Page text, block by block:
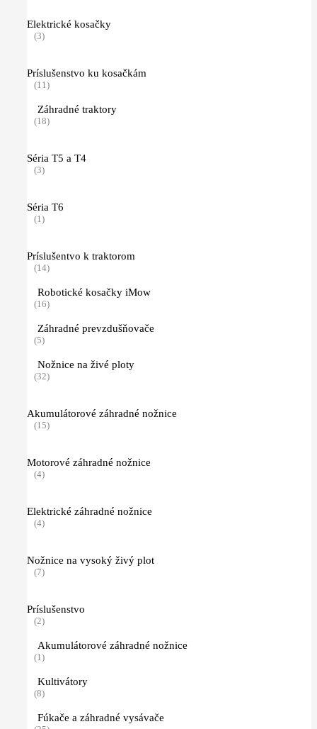
Elektrické kosačky
(3)
Príslušenstvo ku kosačkám
(11)
Záhradné traktory
(18)
Séria T5 a T4
(3)
Séria T6
(1)
Príslušentvo k traktorom
(14)
Robotické kosačky iMow
(16)
Záhradné prevzdušňovače
(5)
Nožnice na živé ploty
(32)
Akumulátorové záhradné nožnice
(15)
Motorové záhradné nožnice
(4)
Elektrické záhradné nožnice
(4)
Nožnice na vysoký živý plot
(7)
Príslušenstvo
(2)
Akumulátorové záhradné nožnice
(1)
Kultivátory
(8)
Fúkače a záhradné vysávače